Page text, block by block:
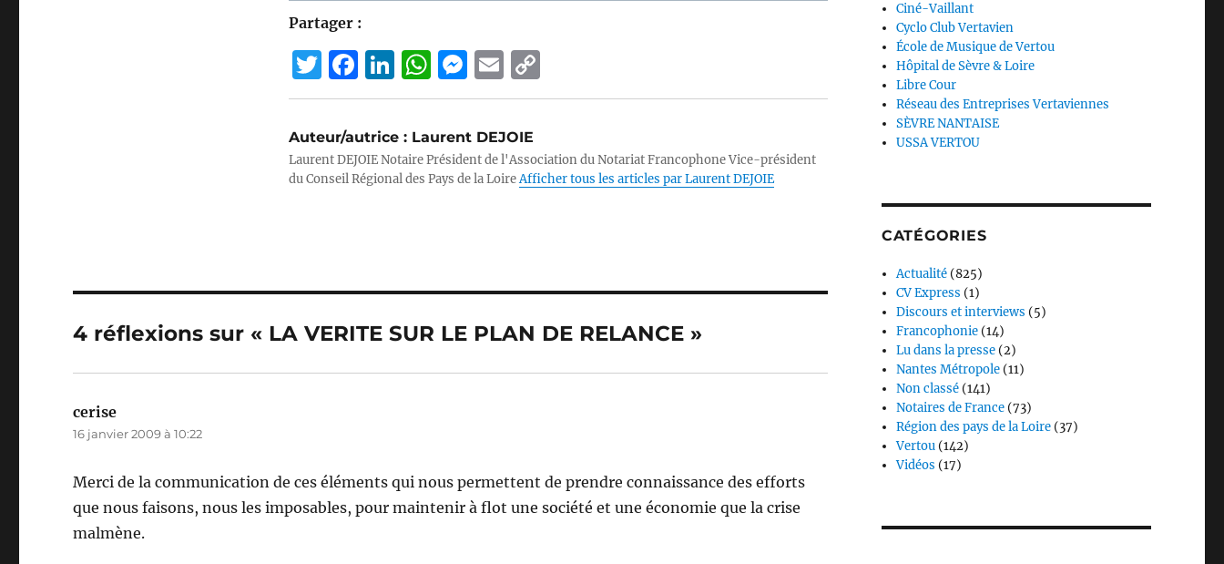
Partager :
T
w
te
r
F
a
c
e
b
Li
n
e
d
W
h
s
A
M
e
ss
e
n
E
m
ai
l
C
o
y
Li
Auteur/autrice :Laurent DEJOIE
Laurent DEJOIE Notaire Président de l'Association du Notariat Francophone Vice-président
du Conseil Régional des Pays de la LoireAfficher tous les articles par Laurent DEJOIE
4 réflexions sur « LA VERITE SUR LE PLAN DE RELANCE »
cerise
16 janvier 2009 à 10:22
Merci de la communication de ces éléments qui nous permettent de prendre connaissance des efforts
que nous faisons, nous les imposables, pour maintenir à flot une société et une économie que la crise
malmène.
Ciné-Vaillant
Cyclo Club Vertavien
École de Musique de Vertou
Hôpital de Sèvre & Loire
Libre Cour
Réseau des Entreprises Vertaviennes
SÈVRE NANTAISE
USSA VERTOU
CATÉGORIES
Actualité (825)
CV Express (1)
Discours et interviews (5)
Francophonie (14)
Lu dans la presse (2)
Nantes Métropole (11)
Non classé (141)
Notaires de France (73)
Région des pays de la Loire (37)
Vertou (142)
Vidéos (17)